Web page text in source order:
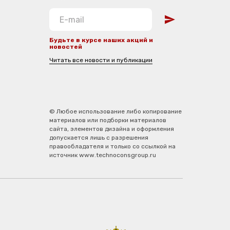
Будьте в курсе наших акций и
новостей
Читать все новости и публикации
© Любое использование либо копирование
материалов или подборки материалов
сайта, элементов дизайна и оформления
допускается лишь с разрешения
правообладателя и только со ссылкой на
источник www.technoconsgroup.ru